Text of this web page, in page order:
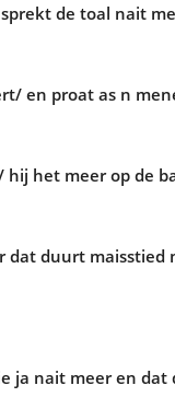
de toal nait
en proat as n
hij het meer op de
dat duurt maisstied
ja nait meer en dat